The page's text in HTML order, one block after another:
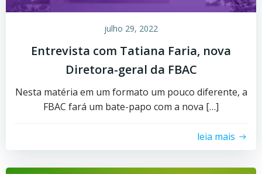
julho 29, 2022
Entrevista com Tatiana Faria, nova
Diretora-geral da FBAC
Nesta matéria em um formato um pouco diferente, a
FBAC fará um bate-papo com a nova […]
leia mais